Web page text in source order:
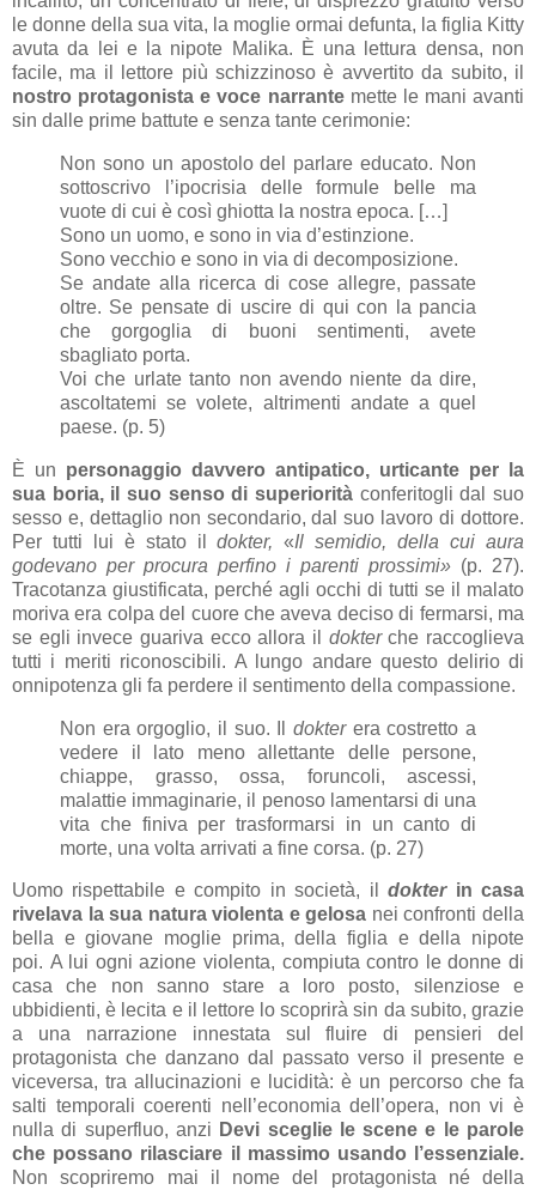
le donne della sua vita, la moglie ormai defunta, la figlia Kitty
avuta da lei e la nipote Malika. È una lettura densa, non
facile, ma il lettore più schizzinoso è avvertito da subito, il
nostro protagonista e voce narrante mette le mani avanti
sin dalle prime battute e senza tante cerimonie:
Non sono un apostolo del parlare educato. Non
sottoscrivo l’ipocrisia delle formule belle ma
vuote di cui è così ghiotta la nostra epoca. […]
Sono un uomo, e sono in via d’estinzione.
Sono vecchio e sono in via di decomposizione.
Se andate alla ricerca di cose allegre, passate
oltre. Se pensate di uscire di qui con la pancia
che gorgoglia di buoni sentimenti, avete
sbagliato porta.
Voi che urlate tanto non avendo niente da dire,
ascoltatemi se volete, altrimenti andate a quel
paese. (p. 5)
È un personaggio davvero antipatico, urticante per la
sua boria, il suo senso di superiorità conferitogli dal suo
sesso e, dettaglio non secondario, dal suo lavoro di dottore.
Per tutti lui è stato il
dokter,«Il semidio, della cui aura
godevano per procura perfino i parenti prossimi» (p. 27).
Tracotanza giustificata, perché agli occhi di tutti se il malato
moriva era colpa del cuore che aveva deciso di fermarsi, ma
se egli invece guariva ecco allora il dokterche raccoglieva
tutti i meriti riconoscibili. A lungo andare questo delirio di
onnipotenza gli fa perdere il sentimento della compassione.
Non era orgoglio, il suo. Il dokter era costretto a
vedere il lato meno allettante delle persone,
chiappe, grasso, ossa, foruncoli, ascessi,
malattie immaginarie, il penoso lamentarsi di una
vita che finiva per trasformarsi in un canto di
morte, una volta arrivati a fine corsa. (p. 27)
Uomo rispettabile e compito in società, ildokter in casa
rivelava la sua natura violenta e gelosa nei confronti della
bella e giovane moglie prima, della figlia e della nipote
poi. A lui ogni azione violenta, compiuta contro le donne di
casa che non sanno stare a loro posto, silenziose e
ubbidienti, è lecita e il lettore lo scoprirà sin da subito, grazie
a una narrazione innestata sul fluire di pensieri del
protagonista che danzano dal passato verso il presente e
viceversa, tra allucinazioni e lucidità: è un percorso che fa
salti temporali coerenti nell’economia dell’opera, non vi è
nulla di superfluo, anzi Devi sceglie le scene e le parole
che possano rilasciare il massimo usando l’essenziale.
Non scopriremo mai il nome del protagonista né della